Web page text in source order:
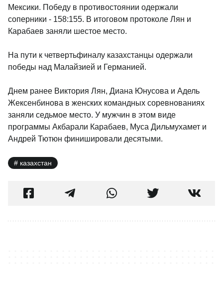
Мексики. Победу в противостоянии одержали
соперники - 158:155. В итоговом протоколе Лян и
Карабаев заняли шестое место.
На пути к четвертьфиналу казахстанцы одержали
победы над Малайзией и Германией.
Днем ранее Виктория Лян, Диана Юнусова и Адель
Жексенбинова в женских командных соревнованиях
заняли седьмое место. У мужчин в этом виде
программы Акбарали Карабаев, Муса Дильмухамет и
Андрей Тютюн финишировали десятыми.
казахстан